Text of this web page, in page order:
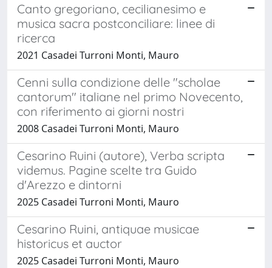
Canto gregoriano, cecilianesimo e
musica sacra postconciliare: linee di
ricerca
2021 Casadei Turroni Monti, Mauro
Cenni sulla condizione delle "scholae
cantorum" italiane nel primo Novecento,
con riferimento ai giorni nostri
2008 Casadei Turroni Monti, Mauro
Cesarino Ruini (autore), Verba scripta
videmus. Pagine scelte tra Guido
d'Arezzo e dintorni
2025 Casadei Turroni Monti, Mauro
Cesarino Ruini, antiquae musicae
historicus et auctor
2025 Casadei Turroni Monti, Mauro